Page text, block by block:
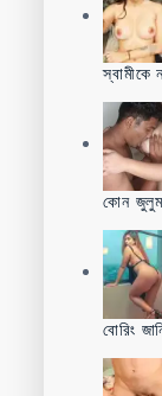
স্বামীকে
কোন জুলুম
বোরিং